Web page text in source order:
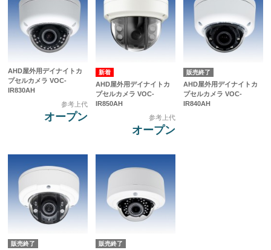
AHD屋外用デイナイトカ
プセルカメラ VOC-
IR830AH
参考上代
オープン
AHD屋外用デイナイトカ
プセルカメラ VOC-
IR850AH
参考上代
オープン
販売終了
AHD屋外用デイナイトカ
プセルカメラ VOC-
IR840AH
販売終了 販売終了